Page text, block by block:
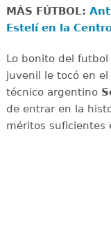
MÁS FÚTBOL:
Estelí en la
Lo bonito del
juvenil le tocó en
técnico argentino
de entrar en la
méritos suficientes